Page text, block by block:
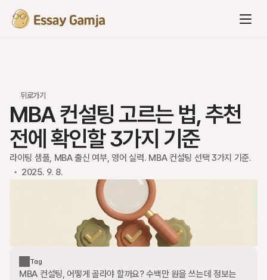
뒤로가기
MBA 컨설팅 고르는 법, 추천
전에 확인할 3가지 기준
라이팅 샘플, MBA 출신 여부, 영어 실력. MBA 컨설팅 선택 3가지 기준.
2025. 9. 8.
Tag
MBA 컨설팅, 어떻게 골라야 할까요? 수백만 원을 쓰는데 정보는